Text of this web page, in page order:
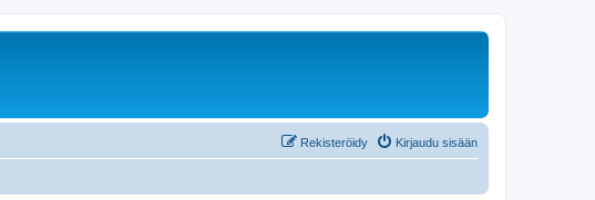
Kirjaudu sisään
Rekisteröidy